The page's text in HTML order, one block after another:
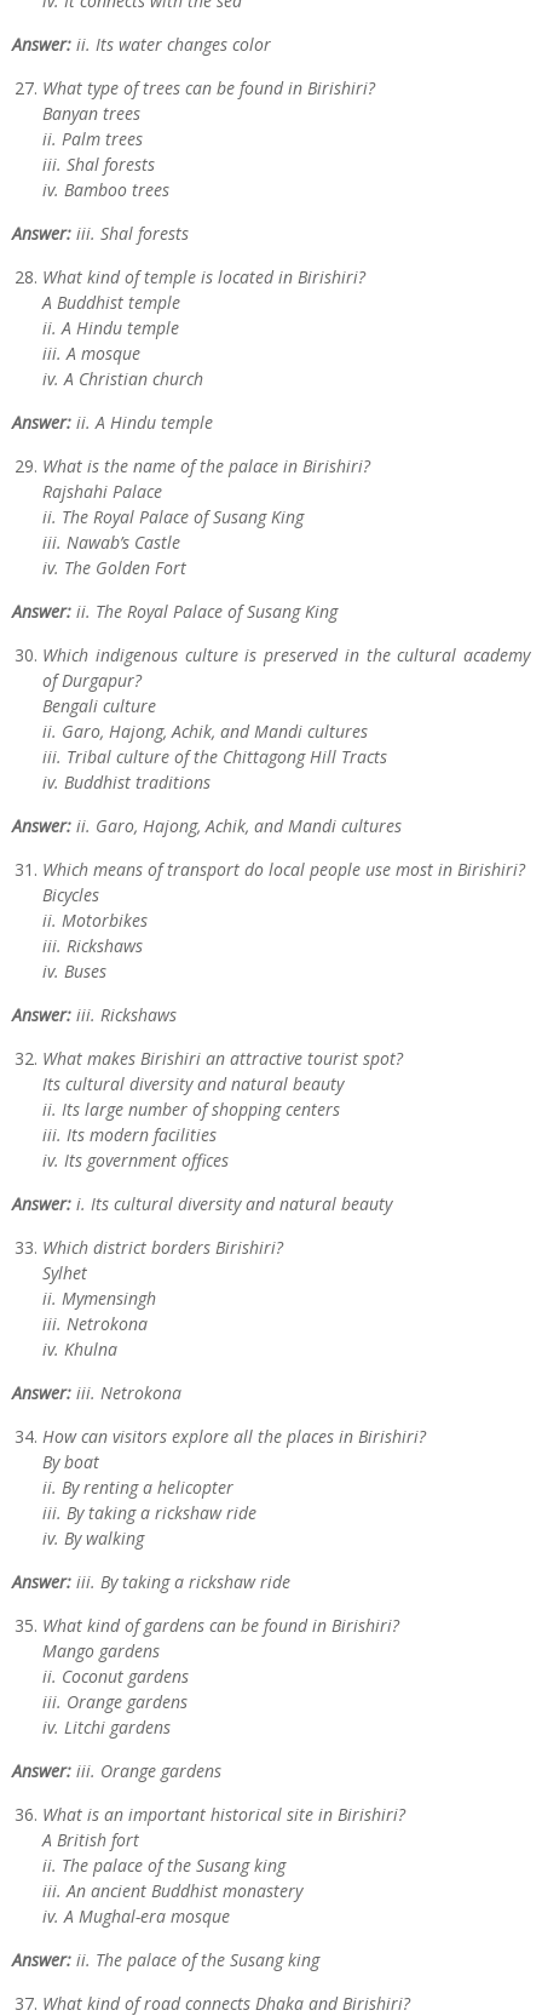
Answer: ii. Its water changes color
What type of trees can be found in Birishiri?
Banyan trees
ii. Palm trees
iii. Shal forests
iv. Bamboo trees
Answer: iii. Shal forests
What kind of temple is located in Birishiri?
A Buddhist temple
ii. A Hindu temple
iii. A mosque
iv. A Christian church
Answer: ii. A Hindu temple
What is the name of the palace in Birishiri?
Rajshahi Palace
ii. The Royal Palace of Susang King
iii. Nawab’s Castle
iv. The Golden Fort
Answer: ii. The Royal Palace of Susang King
Which indigenous culture is preserved in the cultural academy
of Durgapur?
Bengali culture
ii. Garo, Hajong, Achik, and Mandi cultures
iii. Tribal culture of the Chittagong Hill Tracts
iv. Buddhist traditions
Answer: ii. Garo, Hajong, Achik, and Mandi cultures
Which means of transport do local people use most in Birishiri?
Bicycles
ii. Motorbikes
iii. Rickshaws
iv. Buses
Answer: iii. Rickshaws
What makes Birishiri an attractive tourist spot?
Its cultural diversity and natural beauty
ii. Its large number of shopping centers
iii. Its modern facilities
iv. Its government offices
Answer: i. Its cultural diversity and natural beauty
Which district borders Birishiri?
Sylhet
ii. Mymensingh
iii. Netrokona
iv. Khulna
Answer: iii. Netrokona
How can visitors explore all the places in Birishiri?
By boat
ii. By renting a helicopter
iii. By taking a rickshaw ride
iv. By walking
Answer: iii. By taking a rickshaw ride
What kind of gardens can be found in Birishiri?
Mango gardens
ii. Coconut gardens
iii. Orange gardens
iv. Litchi gardens
Answer: iii. Orange gardens
What is an important historical site in Birishiri?
A British fort
ii. The palace of the Susang king
iii. An ancient Buddhist monastery
iv. A Mughal-era mosque
Answer: ii. The palace of the Susang king
What kind of road connects Dhaka and Birishiri?